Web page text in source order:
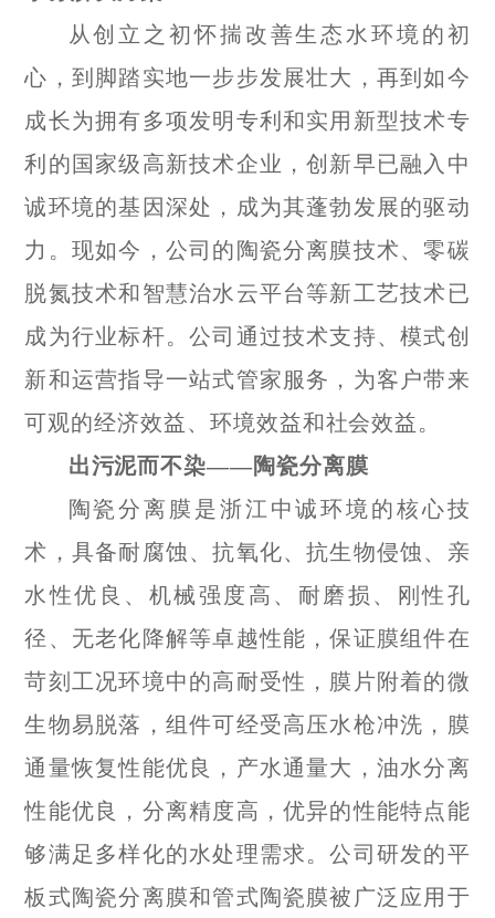
从创立之初怀揣改善生态水环境的初
心，到脚踏实地一步步发展壮大，再到如今
成长为拥有多项发明专利和实用新型技术专
利的国家级高新技术企业，创新早已融入中
诚环境的基因深处，成为其蓬勃发展的驱动
力。现如今，公司的陶瓷分离膜技术、零碳
脱氮技术和智慧治水云平台等新工艺技术已
成为行业标杆。公司通过技术支持、模式创
新和运营指导一站式管家服务，为客户带来
可观的经济效益、环境效益和社会效益。
出污泥而不染——陶瓷分离膜
陶瓷分离膜是浙江中诚环境的核心技
术，具备耐腐蚀、抗氧化、抗生物侵蚀、亲
水性优良、机械强度高、耐磨损、刚性孔
径、无老化降解等卓越性能，保证膜组件在
苛刻工况环境中的高耐受性，膜片附着的微
生物易脱落，组件可经受高压水枪冲洗，膜
通量恢复性能优良，产水通量大，油水分离
性能优良，分离精度高，优异的性能特点能
够满足多样化的水处理需求。公司研发的平
板式陶瓷分离膜和管式陶瓷膜被广泛应用于